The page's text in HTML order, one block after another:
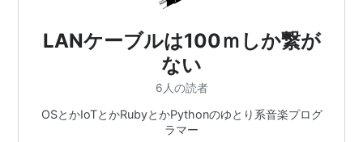
LANケーブルは100ｍしか繋が
ない
6人の読者
OSとかIoTとかRubyとかPythonのゆとり系音楽プログ
ラマー